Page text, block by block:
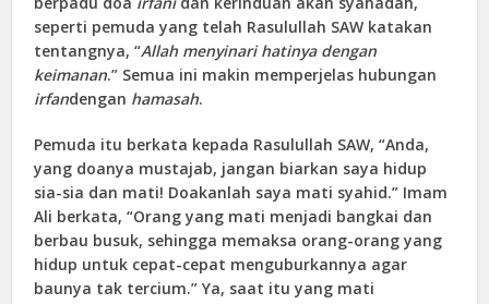
seperti pemuda yang telah Rasulullah SAW katakan
tentangnya, “Allah menyinari hatinya dengan
keimanan.” Semua ini makin memperjelas hubungan
irfandengan hamasah.
Pemuda itu berkata kepada Rasulullah SAW, “Anda,
yang doanya mustajab, jangan biarkan saya hidup
sia-sia dan mati! Doakanlah saya mati syahid.” Imam
Ali berkata, “Orang yang mati menjadi bangkai dan
berbau busuk, sehingga memaksa orang-orang yang
hidup untuk cepat-cepat menguburkannya agar
baunya tak tercium.” Ya, saat itu yang mati